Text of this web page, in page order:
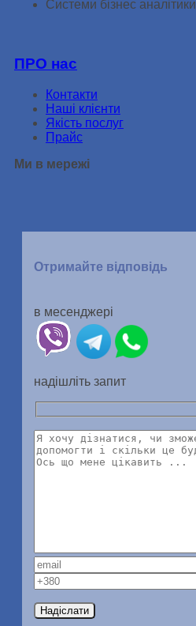
Системи бізнеc аналітики
ПРО нас
Контакти
Наші клієнти
Якість послуг
Прайс
Ми в мережі
Отримайте відповідь
в месенджері
надішліть запит